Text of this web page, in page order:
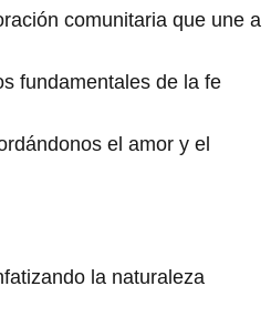
comunitaria que une a
fundamentales de la fe
el amor y el
la naturaleza